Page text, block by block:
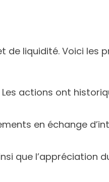
de liquidité. Voici les
Les actions ont
en échange
que l’appréciation